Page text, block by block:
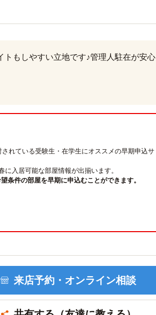
もしやすい立地です♪管理人駐在が安心
れている受験生・在学生にオススメの早期申込サ
入居可能な部屋情報が出揃います。
条件の部屋を早期に申込むことができます。
来店予約・ オンライン相談